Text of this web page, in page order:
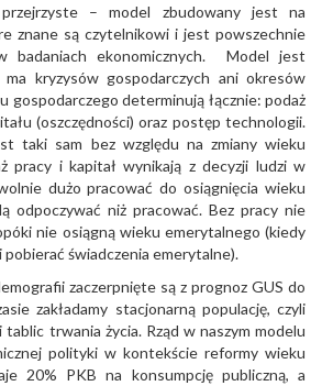
– model zbudowany jest na
znane są czytelnikowi i jest powszechnie
badaniach ekonomicznych. Model jest
kryzysów gospodarczych ani okresów
gospodarczego determinują łącznie: podaż
(oszczędności) oraz postęp technologii.
taki sam bez względu na zmiany wieku
pracy i kapitał wynikają z decyzji ludzi w
dużo pracować do osiągnięcia wieku
odpoczywać niż pracować. Bez pracy nie
nie osiągną wieku emerytalnego (kiedy
świadczenia emerytalne).
zaczerpnięte są z prognoz GUS do
zakładamy stacjonarną populację, czyli
tablic trwania życia. Rząd w naszym modelu
polityki w kontekście reformy wieku
20% PKB na konsumpcję publiczną, a